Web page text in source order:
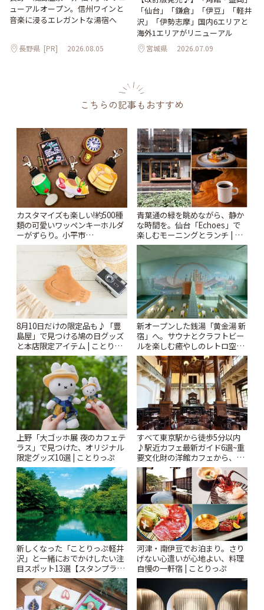
ューアルオープン。信州ワインと
音楽に浸るエレガントな湯宿へ
長野県 [PR] 2026.08.05
「仙台」「鎌倉」「伊豆」「軽井
沢」「伊勢志摩」国内6エリアと
海外1エリアがリニューアル
宮城県 2026.07.09
こちらの記事もおすすめ
カスタマイズも楽しい!約500種
類の可愛いワッペンキーホルダ
ーがずらり。小平市
「Kimamaya T&K」 | ことりっ
青葉通の緑を眺めながら、静か
な時間を。仙台「Echoes」で
楽しむモーニングとランチ | こ
とりっぷ
8月10日だけの限定品も♪「豊
島屋」で見つける鳩の日グッズ
と本店限定アイテム | ことりっ
ぷ
新オープンした銭湯「黄金湯 新
宿」へ。サウナとクラフトビー
ルを楽しむ癒やしのレトロ空間
| ことりっぷ
上野「大ゴッホ展 夜のカフェテ
ラス」で見つけた、オリジナル
限定グッズ10選 | ことりっぷ
すべて東京駅から徒歩5分以内
♪駅近カフェ最新ガイド6選~重
要文化財の洋館カフェから、改
札すぐのレトロ喫茶まで~ | こと
りっぷ
新しくなった「ことりっぷ軽井
沢」と一緒におでかけしたい注
目スポット13選【スタンプラリ
ー開催中】 | ことりっぷ
河津・南伊豆でお泊まり。さり
げない心遣いが心地よい、料理
自慢の一軒宿 | ことりっぷ